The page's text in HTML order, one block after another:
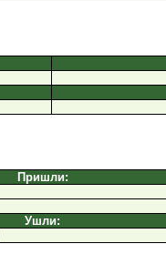
Пришли:
Ушли: